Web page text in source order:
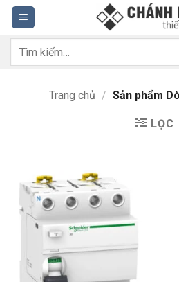
Bỏ
qua
nội
dung
Tìm
Trang chủ / Sản phẩm
LỌC